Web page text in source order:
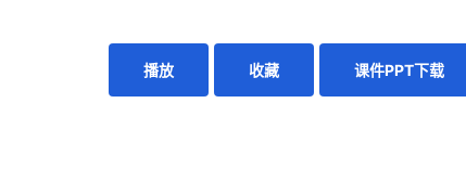
播放 收藏 课件PPT下载